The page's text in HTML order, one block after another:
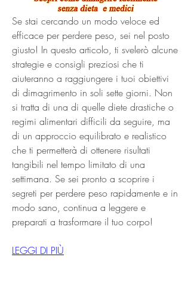
Se stai cercando un modo veloce ed
efficace per perdere peso, sei nel posto
giusto! In questo articolo, ti svelerò alcune
strategie e consigli preziosi che ti
aiuteranno a raggiungere i tuoi obiettivi
di dimagrimento in soli sette giorni. Non
si tratta di una di quelle diete drastiche o
regimi alimentari difficili da seguire, ma
di un approccio equilibrato e realistico
che ti permetterà di ottenere risultati
tangibili nel tempo limitato di una
settimana. Se sei pronto a scoprire i
segreti per perdere peso rapidamente e in
modo sano, continua a leggere e
preparati a trasformare il tuo corpo!
LEGGI DI PIÙ